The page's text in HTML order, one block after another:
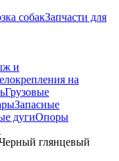
собакЗапчасти для
и
на
Грузовые
Запасные
дугиОпоры
глянцевый